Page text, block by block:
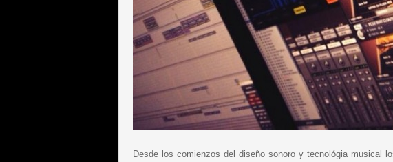
Desde los comienzos del diseño sonoro y tecnológia musical